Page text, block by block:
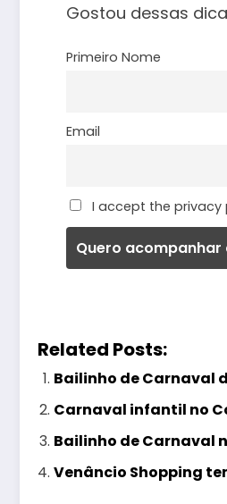
Gostou dessas
Primeiro Nome
Email
I accept the privacy
Related Posts:
Bailinho de Carnaval
Carnaval infantil no
Bailinho de Carnaval
Venâncio Shopping